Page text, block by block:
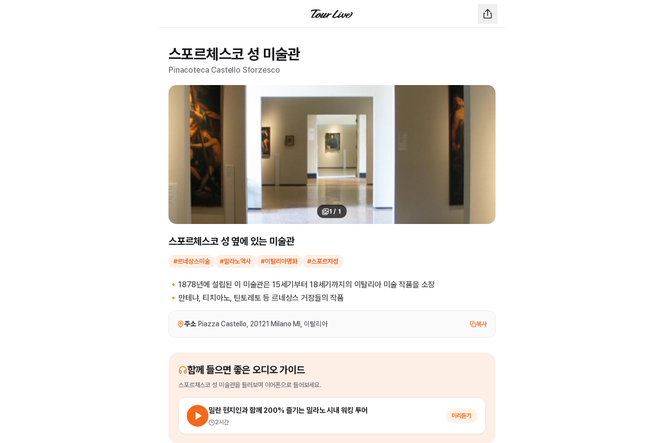
스포르체스코 성 미술관
Pinacoteca Castello Sforzesco
1 / 1
스포르체스코 성 옆에 있는 미술관
#르네상스미술 #밀라노역사 #이탈리아명화 #스포르차성
🔸1878년에 설립된 이 미술관은 15세기부터 18세기까지의 이탈리아 미술 작품을 소장
🔸만테냐, 티치아노, 틴토레토 등 르네상스 거장들의 작품
주소 Piazza Castello, 20121 Milano MI, 이탈리아 복사
함께 들으면 좋은 오디오 가이드
스포르체스코 성 미술관을 들러보며 이어폰으로 들어보세요.
밀란 현지인과 함께 200% 즐기는 밀라노 시내 워킹 투어
2시간
미리듣기